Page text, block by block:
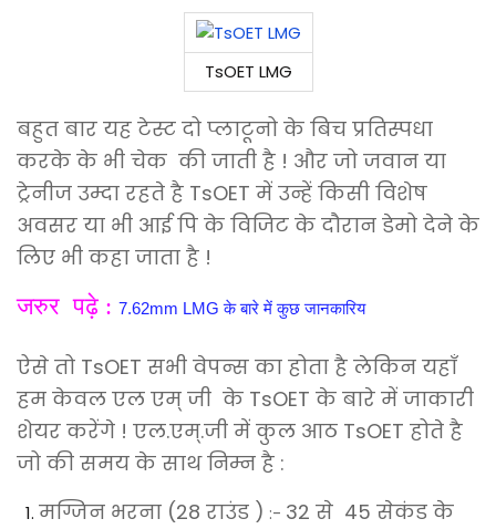
TsOET LMG
बहुत बार यह टेस्ट दो प्लाटूनो के बिच प्रतिस्पधा
करके के भी चेक की जाती है ! और जो जवान या
ट्रेनीज उम्दा रहते है TsOET में उन्हें किसी विशेष
अवसर या भी आई पि के विजिट के दौरान डेमो देने के
लिए भी कहा जाता है !
जरुर पढ़े : 7.62mm LMG के बारे में कुछ जानकारिय
ऐसे तो TsOET सभी वेपन्स का होता है लेकिन यहाँ
हम केवल एल एम् जी के TsOET के बारे में जाकारी
शेयर करेंगे ! एल.एम्.जी में कुल आठ TsOET होते है
जो की समय के साथ निम्न है :
मग्जिन भरना (28 राउंड ) :- 32 से 45 सेकंड के